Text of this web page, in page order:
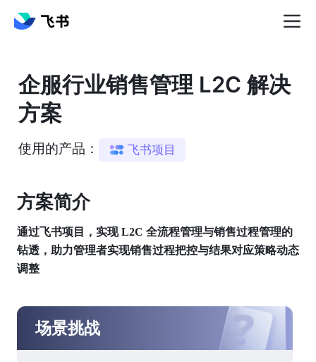
企服行业销售管理 L2C 解决
方案
使用的产品： 飞书项目
方案简介️
通过飞书项目，实现 L2C 全流程管理与销售过程管理的
钻透，助力管理者实现销售过程把控与结果对应策略动态
调整
场景挑战